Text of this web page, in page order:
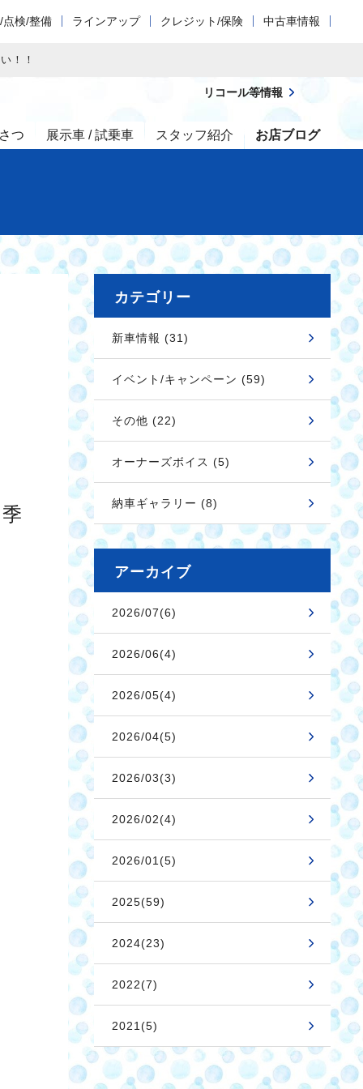
点検/整備 ラインアップ クレジット/保険 中古車情報
！！
つ 展示車 / 試乗車 スタッフ紹介 お店ブログ
リコール等情報
カテゴリー
新車情報 (31)
イベント/キャンペーン (59)
その他 (22)
オーナーズボイス (5)
納車ギャラリー (8)
アーカイブ
2026/07(6)
2026/06(4)
2026/05(4)
2026/04(5)
2026/03(3)
2026/02(4)
2026/01(5)
2025(59)
2024(23)
2022(7)
2021(5)